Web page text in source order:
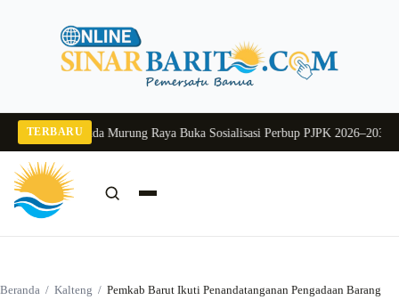
TERBARU
2026Pj Sekda Murung Raya Buka Sosialisasi Perbup PJPK 2026–2030
Beranda / Kalteng / Pemkab Barut Ikuti Penandatanganan Pengadaan Barang